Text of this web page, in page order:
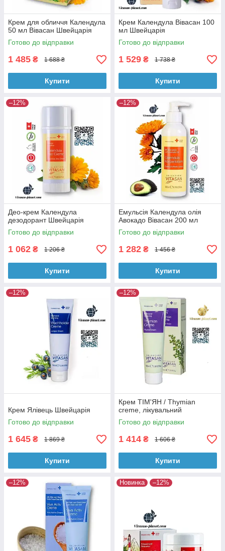
Крем для обличчя Календула
50 мл Вівасан Швейцарія
Готово до відправки
1 485 ₴ 1 688 ₴
Купити
Крем Календула Вівасан 100
мл Швейцарія
Готово до відправки
1 529 ₴ 1 738 ₴
Купити
–12%
Део-крем Календула
дезодорант Швейцарія
Готово до відправки
1 062 ₴ 1 206 ₴
Купити
–12%
Емульсія Календула олія
Авокадо Вівасан 200 мл
Готово до відправки
1 282 ₴ 1 456 ₴
Купити
–12%
Крем Ялівець Швейцарія
Готово до відправки
1 645 ₴ 1 869 ₴
Купити
–12%
Крем ТІМ'ЯН / Thymian
creme, лікувальний
Готово до відправки
1 414 ₴ 1 606 ₴
Купити
–12% Новинка –12%